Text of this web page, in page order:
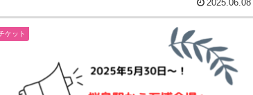
2025.06.08
ケット